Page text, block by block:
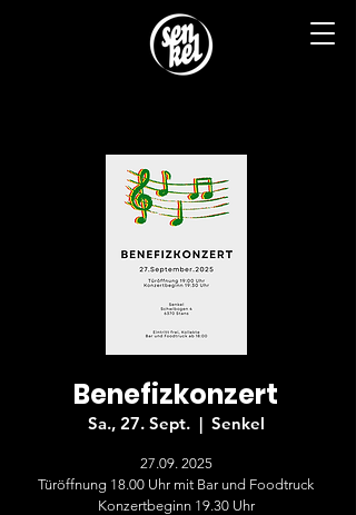
Benefizkonzert
Sa., 27. Sept.
  |
Senkel
27.09. 2025
Türöffnung 18.00 Uhr mit Bar und Foodtruck
Konzertbeginn 19.30 Uhr